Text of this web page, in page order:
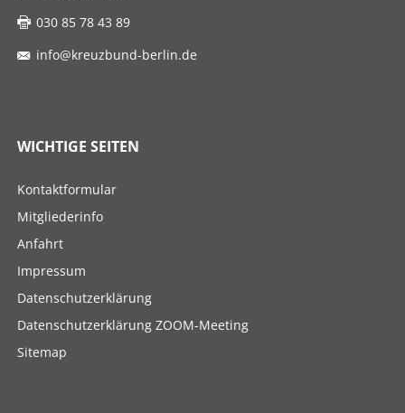
030 85 78 43 89
info@kreuzbund-berlin.de
WICHTIGE SEITEN
Navigation
Kontaktformular
Mitgliederinfo
Anfahrt
Impressum
Datenschutzerklärung
Datenschutzerklärung ZOOM-Meeting
Sitemap